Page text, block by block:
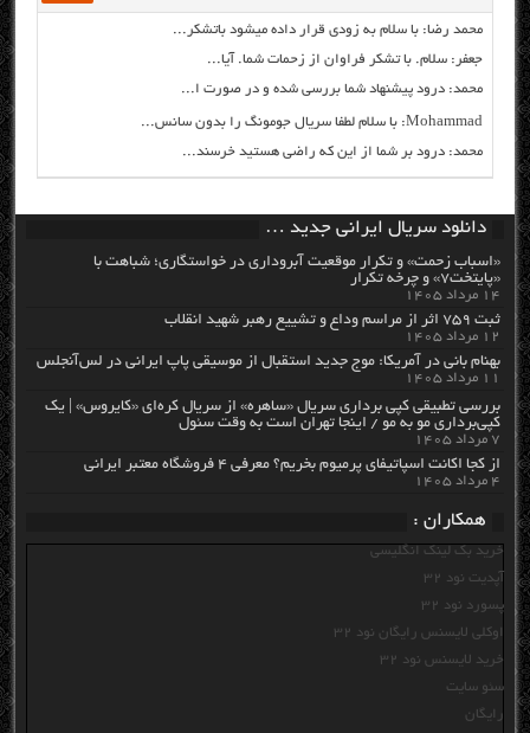
محمد رضا: با سلام به زودی قرار داده میشود باتشکر...
جعفر: سلام. با تشکر فراوان از زحمات شما. آیا...
محمد: درود پیشنهاد شما بررسی شده و در صورت ا...
Mohammad: با سلام لطفا سریال جومونگ را بدون سانس...
محمد: درود بر شما از این که راضی هستید خرسند...
دانلود سریال ایرانی جدید …
«اسباب زحمت» و تکرار موقعیت آبروداری در خواستگاری؛ شباهت با
«پایتخت۷» و چرخه تکرار
۱۴ مرداد ۱۴۰۵
ثبت ۷۵۹ اثر از مراسم وداع و تشییع رهبر شهید انقلاب
۱۲ مرداد ۱۴۰۵
بهنام بانی در آمریکا: موج جدید استقبال از موسیقی پاپ ایرانی در لس‌آنجلس
۱۱ مرداد ۱۴۰۵
بررسی تطبیقی کپی برداری سریال «ساهره» از سریال کره‌ای «کایروس» | یک
کپی‌برداری مو به مو / اینجا تهران است به وقت سئول
۷ مرداد ۱۴۰۵
از کجا اکانت اسپاتیفای پرمیوم بخریم؟ معرفی ۴ فروشگاه معتبر ایرانی
۴ مرداد ۱۴۰۵
همکاران :
خرید بک لینک انگلیسی
آپدیت نود 32
پسورد نود 32
اوکلی لایسنس رایگان نود 32
خرید لایسنس نود 32
سئو سایت
رایگان